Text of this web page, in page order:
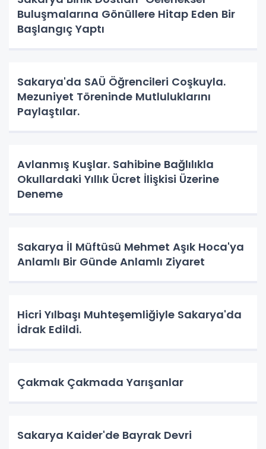
Buluşmalarına Gönüllere Hitap Eden Bir
Başlangıç Yaptı
Sakarya'da SAÜ Öğrencileri Coşkuyla.
Mezuniyet Töreninde Mutluluklarını
Paylaştılar.
Avlanmış Kuşlar. Sahibine Bağlılıkla
Okullardaki Yıllık Ücret İlişkisi Üzerine
Deneme
Sakarya İl Müftüsü Mehmet Aşık Hoca'ya
Anlamlı Bir Günde Anlamlı Ziyaret
Hicri Yılbaşı Muhteşemliğiyle Sakarya'da
İdrak Edildi.
Çakmak Çakmada Yarışanlar
Sakarya Kaider'de Bayrak Devri